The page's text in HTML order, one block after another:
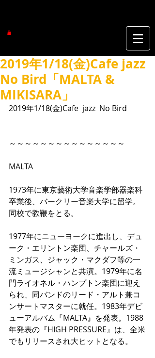
2019年1/18(金)Cafe jazz
No Bird「MALTA &
MIKISARA」
2019年1/18(金)Cafe  jazz  No Bird
～～～～～～～～～～～～～～～
MALTA
1973年に東京藝術大学音楽学部器楽科
卒業後、バークリー音楽大学に留学。
同校で教鞭をとる。
1977年にニューヨークに進出し、デュ
ーク・エリントン楽団、チャールズ・
ミンガス、ジャック・マクダフ等の一
流ミュージシャンと共演。1979年に名
門ライオネル・ハンプトン楽団に迎え
られ、同バンドのリード・アルト兼コ
ンサートマスターに就任。1983年デビ
ューアルバム『MALTA』を発表。1988
年発表の『HIGH PRESSURE』は、全米
でもリリースされ大ヒットとなる。